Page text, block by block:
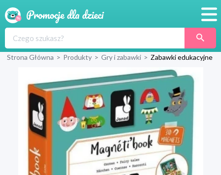
Produkty
Sklepy
Blog
Wyprawka
Strona Główna > Produkty > Gry i zabawki > Zabawki edukacyjne